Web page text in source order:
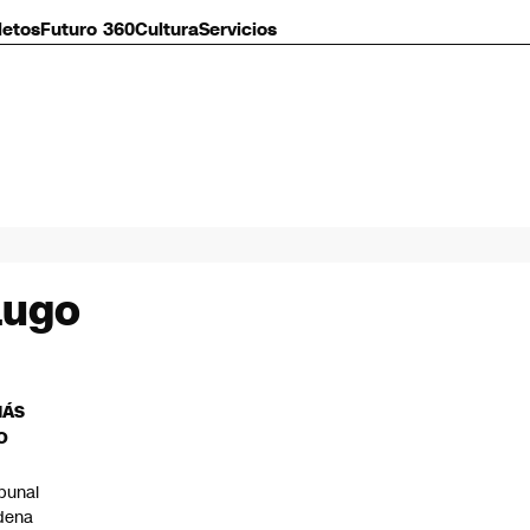
Futuro 360CulturaServicios